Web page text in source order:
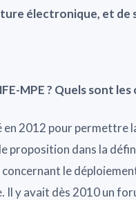
électronique, et
MPE ? Quels sont
en 2012 pour permettre
proposition dans la
le
Il y avait dès 2010 un